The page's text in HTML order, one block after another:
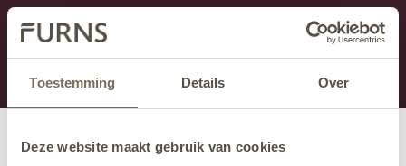
Toestemming Details Over
Deze website maakt gebruik van cookies
Dit onderdeel is momenteel in onderhoud.
Als je informatie mist kun je ons bellen +31 413 274
168 of mailen
info@furns.com